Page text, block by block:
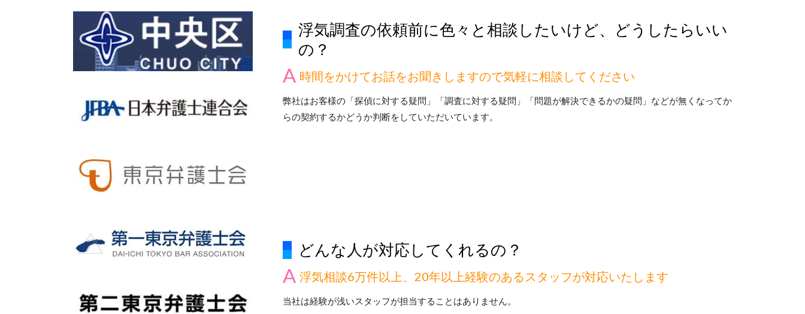
浮気調査の依頼前に色々と相談したいけど、どうしたらいい
の？
時間をかけてお話をお聞きしますので気軽に相談してください
弊社はお客様の「探偵に対する疑問」「調査に対する疑問」「問題が解決できるかの疑問」などが無くなってか
らの契約するかどうか判断をしていただいています。
どんな人が対応してくれるの？
浮気相談6万件以上、20年以上経験のあるスタッフが対応いたします
当社は経験が浅いスタッフが担当することはありません。